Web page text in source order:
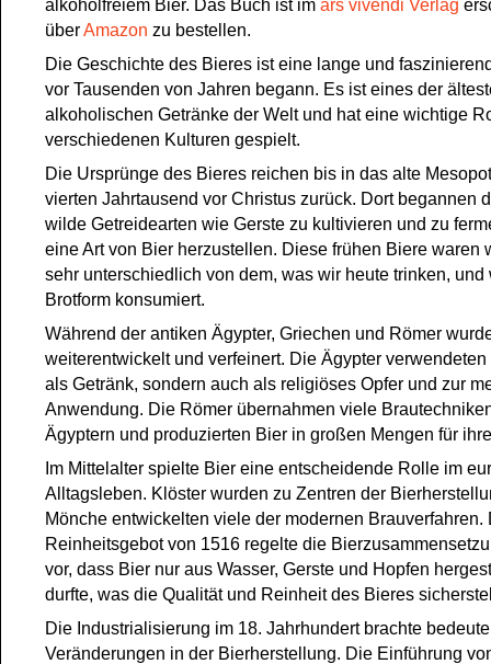
alkoholfreiem Bier. Das Buch ist im ars vivendi Verlag
überAmazon zu bestellen.
Die Geschichte des Bieres ist eine lange und
vor Tausenden von Jahren begann. Es ist eines der
alkoholischen Getränke der Welt und hat eine wichtige
verschiedenen Kulturen gespielt.
Die Ursprünge des Bieres reichen bis in das alte
vierten Jahrtausend vor Christus zurück. Dort begannen
wilde Getreidearten wie Gerste zu kultivieren und zu
eine Art von Bier herzustellen. Diese frühen Biere waren
sehr unterschiedlich von dem, was wir heute trinken, und
Brotform konsumiert.
Während der antiken Ägypter, Griechen und Römer
weiterentwickelt und verfeinert. Die Ägypter verwendeten
als Getränk, sondern auch als religiöses Opfer und zur
Anwendung. Die Römer übernahmen viele
Ägyptern und produzierten Bier in großen Mengen für
Im Mittelalter spielte Bier eine entscheidende Rolle im
Alltagsleben. Klöster wurden zu Zentren der
Mönche entwickelten viele der modernen Brauverfahren.
Reinheitsgebot von 1516 regelte die
vor, dass Bier nur aus Wasser, Gerste und Hopfen
durfte, was die Qualität und Reinheit des Bieres
Die Industrialisierung im 18. Jahrhundert brachte
Veränderungen in der Bierherstellung. Die Einführung